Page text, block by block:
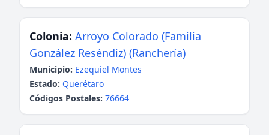
Colonia: Arroyo Colorado (Familia
González Reséndiz) (Ranchería)
Municipio: Ezequiel Montes
Estado: Querétaro
Códigos Postales: 76664